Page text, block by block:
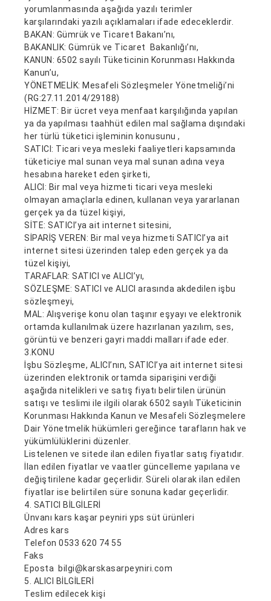
yorumlanmasında aşağıda yazılı terimler
karşılarındaki yazılı açıklamaları ifade edeceklerdir.
BAKAN : Gümrük ve Ticaret Bakanı’nı,
BAKANLIK: Gümrük ve Ticaret Bakanlığı’nı,
KANUN : 6502 sayılı Tüketicinin Korunması Hakkında
Kanun’u,
YÖNETMELİK: Mesafeli Sözleşmeler Yönetmeliği’ni
(RG:27.11.2014/29188)
HİZMET: Bir ücret veya menfaat karşılığında yapılan
ya da yapılması taahhüt edilen mal sağlama dışındaki
her türlü tüketici işleminin konusunu ,
SATICI : Ticari veya mesleki faaliyetleri kapsamında
tüketiciye mal sunan veya mal sunan adına veya
hesabına hareket eden şirketi,
ALICI : Bir mal veya hizmeti ticari veya mesleki
olmayan amaçlarla edinen, kullanan veya yararlanan
gerçek ya da tüzel kişiyi,
SİTE: SATICI’ya ait internet sitesini,
SİPARİŞ VEREN: Bir mal veya hizmeti SATICI’ya ait
internet sitesi üzerinden talep eden gerçek ya da
tüzel kişiyi,
TARAFLAR: SATICI ve ALICI’yı,
SÖZLEŞME: SATICI ve ALICI arasında akdedilen işbu
sözleşmeyi,
MAL: Alışverişe konu olan taşınır eşyayı ve elektronik
ortamda kullanılmak üzere hazırlanan yazılım, ses,
görüntü ve benzeri gayri maddi malları ifade eder.
3.KONU
İşbu Sözleşme, ALICI’nın, SATICI’ya ait internet sitesi
üzerinden elektronik ortamda siparişini verdiği
aşağıda nitelikleri ve satış fiyatı belirtilen ürünün
satışı ve teslimi ile ilgili olarak 6502 sayılı Tüketicinin
Korunması Hakkında Kanun ve Mesafeli Sözleşmelere
Dair Yönetmelik hükümleri gereğince tarafların hak ve
yükümlülüklerini düzenler.
Listelenen ve sitede ilan edilen fiyatlar satış fiyatıdır.
İlan edilen fiyatlar ve vaatler güncelleme yapılana ve
değiştirilene kadar geçerlidir. Süreli olarak ilan edilen
fiyatlar ise belirtilen süre sonuna kadar geçerlidir.
4. SATICI BİLGİLERİ
Ünvanı kars kaşar peyniri yps süt ürünleri
Adres kars
Telefon 0533 620 74 55
Faks
Eposta bilgi@karskasarpeyniri.com
5. ALICI BİLGİLERİ
Teslim edilecek kişi